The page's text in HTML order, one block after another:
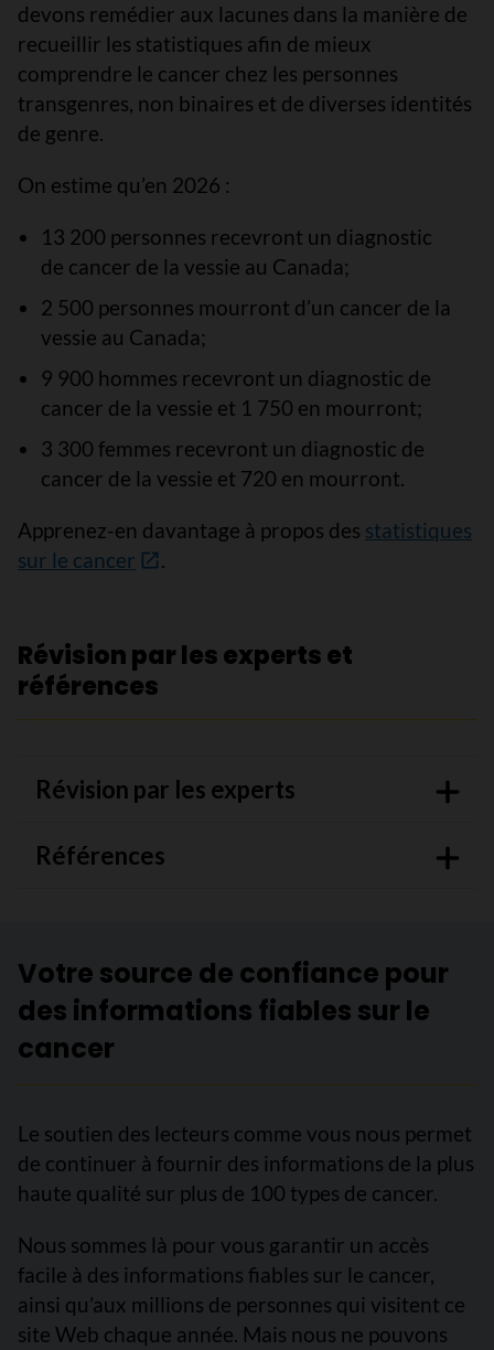
devons remédier aux lacunes dans la manière de
recueillir les statistiques afin de mieux
comprendre le cancer chez les personnes
transgenres, non binaires et de diverses identités
de genre.
On estime qu’en 2026 :
13 200 personnes recevront un diagnostic
de cancer de la vessie au Canada;
2 500 personnes mourront d’un cancer de la
vessie au Canada;
9 900 hommes recevront un diagnostic de
cancer de la vessie et 1 750 en mourront;
3 300 femmes recevront un diagnostic de
cancer de la vessie et 720 en mourront.
Apprenez-en davantage à propos des statistiques
sur le cancer
.
Révision par les experts et
références
Révision par les experts
Références
Votre source de confiance pour
des informations fiables sur le
cancer
Le soutien des lecteurs comme vous nous permet
de continuer à fournir des informations de la plus
haute qualité sur plus de 100 types de cancer.
Nous sommes là pour vous garantir un accès
facile à des informations fiables sur le cancer,
ainsi qu’aux millions de personnes qui visitent ce
site Web chaque année. Mais nous ne pouvons